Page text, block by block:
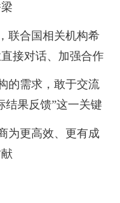
联合国相关机构希
接对话、加强合作
的需求，敢于交流
结果反馈”这一关键
为更高效、更有成